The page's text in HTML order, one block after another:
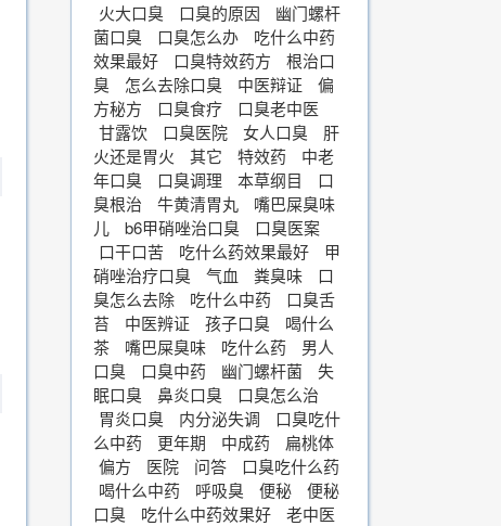
火大口臭 口臭的原因
幽门螺杆
菌口臭
口臭怎么办
吃什么中药
效果最好
口臭特效药方
根治口
臭
怎么去除口臭 中医辩证
偏
方秘方
口臭食疗
口臭老中医
甘露饮
口臭医院 女人口臭
肝
火还是胃火
其它 特效药
中老
年口臭
口臭调理 本草纲目
口
臭根治
牛黄清胃丸
嘴巴屎臭味
儿
b6甲硝唑治口臭
口臭医案
口干口苦
吃什么药效果最好
甲
硝唑治疗口臭
气血 粪臭味
口
臭怎么去除
吃什么中药
口臭舌
苔
中医辨证 孩子口臭
喝什么
茶
嘴巴屎臭味 吃什么药
男人
口臭
口臭中药 幽门螺杆菌
失
眠口臭
鼻炎口臭
口臭怎么治
胃炎口臭
内分泌失调
口臭吃什
么中药
更年期 中成药
扁桃体
偏方
医院 问答
口臭吃什么药
喝什么中药
呼吸臭 便秘
便秘
口臭
吃什么中药效果好 老中医